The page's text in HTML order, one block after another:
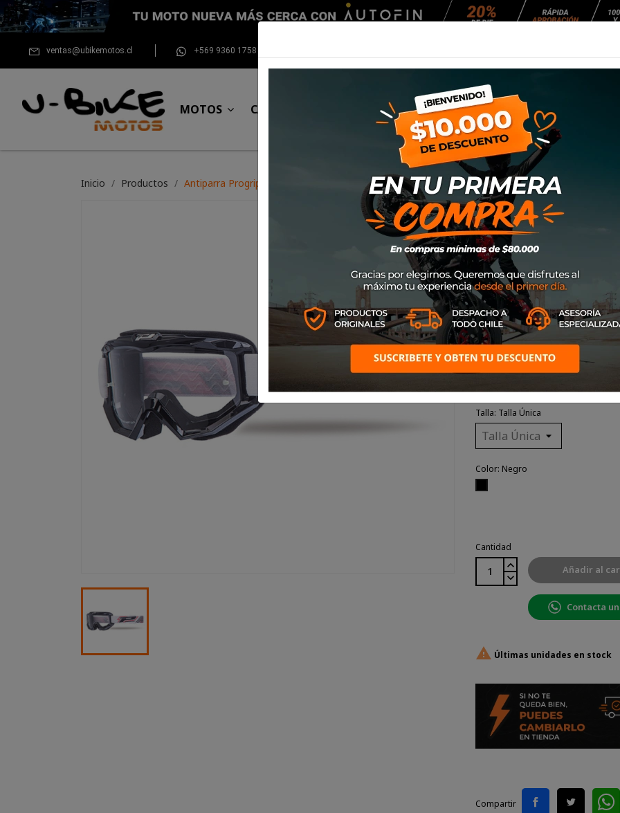
ventas@ubikemotos.cl +569 9360 1758
MOTOS CASCOS EQUIPAMIENTO NEUMÁTICOS MANTENCIÓN
Inicio Productos Antiparra Progrip 3201 (Negro)
Antiparra
SKU3201-102
$27.900
Las antiparras Progrip son
mundial. Utilizadas por
otros deportes de motor, es
Talla: Talla Única
Color: Negro
Cantidad
Añadir al
Contacta
 Últimas unidades en stock
Compartir